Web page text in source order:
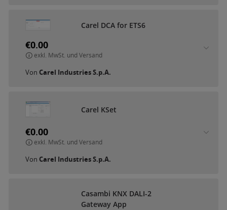
Carel DCA for ETS6
€0.00
exkl. MwSt. und Versand
Von Carel Industries S.p.A.
Carel KSet
€0.00
exkl. MwSt. und Versand
Von Carel Industries S.p.A.
Casambi KNX DALI-2
Gateway App